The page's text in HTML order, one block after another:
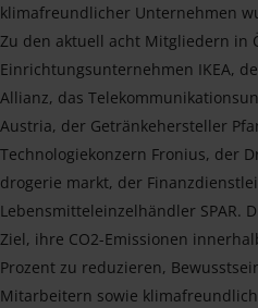
klimafreundlicher Unternehmen
Zu den aktuell acht Mitgliedern in
Einrichtungsunternehmen IKEA,
Allianz, das
Austria, der Getränkehersteller
Technologiekonzern Fronius, der
drogerie markt, der
Lebensmitteleinzelhändler SPAR.
Ziel, ihre CO2-Emissionen
Prozent zu reduzieren,
Mitarbeitern sowie